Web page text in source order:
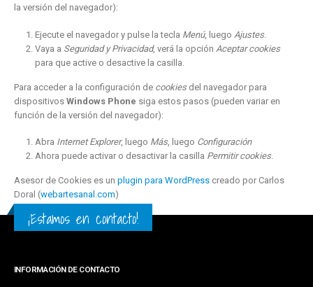
la versión del navegador):
Ejecute el navegador y pulse la tecla Menú, luego Ajustes.
Vaya a Seguridad y Privacidad, verá la opción Aceptar cookies
para que active o desactive la casilla.
Para acceder a la configuración de cookiesdel navegador para
dispositivos Windows Phone siga estos pasos (pueden variar en
función de la versión del navegador):
Abra Internet Explorer, luego Más, luego Configuración
Ahora puede activar o desactivar la casilla Permitir cookies.
Asesor de Cookies es un plugin para WordPress creado por Carlos
Doral (webartesanal.com)
¡Estamos en contacto!
INFORMACIÓN DE CONTACTO